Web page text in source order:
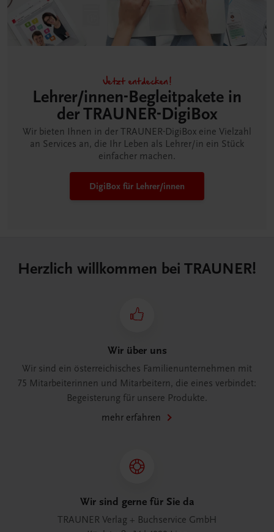
Jetzt entdecken!
Lehrer/innen-Begleitpakete in
der TRAUNER-DigiBox
Wir bieten Ihnen in der TRAUNER-DigiBox eine Vielzahl
an Services an, die Ihr Leben als Lehrer/in ein Stück
einfacher machen.
DigiBox für Lehrer/innen
Herzlich willkommen bei TRAUNER!
Wir über uns
Wir sind ein österreichisches Familienunternehmen mit
75 Mitarbeiterinnen und Mitarbeitern, die eines verbindet:
Begeisterung für unsere Produkte.
mehr erfahren
Wir sind gerne für Sie da
TRAUNER Verlag + Buchservice GmbH